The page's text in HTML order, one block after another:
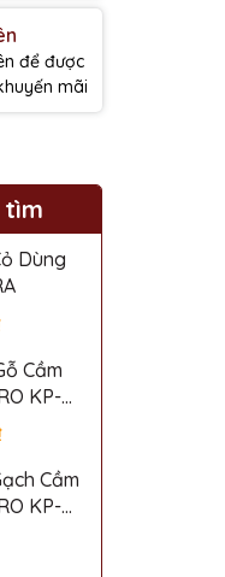
để được
mãi
tìm
Dùng
Cầm
KP-
Cầm
KP-